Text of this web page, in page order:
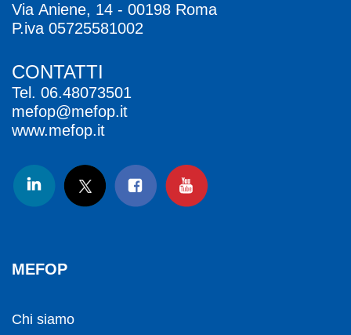
Via Aniene, 14 - 00198 Roma
P.iva 05725581002
CONTATTI
Tel. 06.48073501
mefop@mefop.it
www.mefop.it
MEFOP
Chi siamo